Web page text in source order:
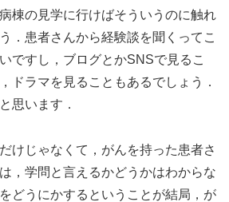
棟の見学に行けばそういうのに触れ
．患者さんから経験談を聞くってこ
ですし，ブログとかSNSで見るこ
ドラマを見ることもあるでしょう．
思います．
けじゃなくて，がんを持った患者さ
，学問と言えるかどうかはわからな
どうにかするということが結局，が